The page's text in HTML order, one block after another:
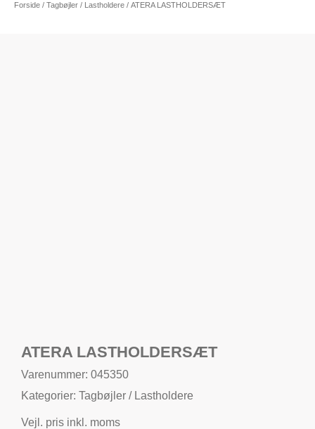
Forside / Tagbøjler / Lastholdere / ATERA LASTHOLDERSÆT
ATERA LASTHOLDERSÆT
Varenummer: 045350
Kategorier: Tagbøjler / Lastholdere
Vejl. pris inkl. moms